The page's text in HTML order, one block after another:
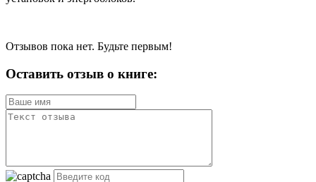
Отзывов пока нет. Будьте первым!
Оставить отзыв о книге: